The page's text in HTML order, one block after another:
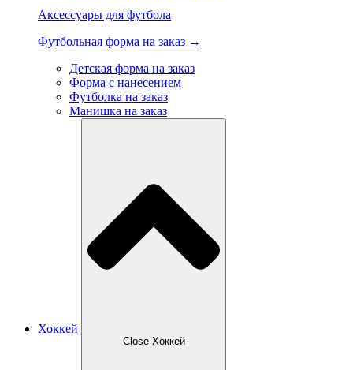
Аксессуары для футбола
Футбольная форма на заказ →
Детская форма на заказ
Форма с нанесением
Футболка на заказ
Манишка на заказ
Хоккей
Close Хоккей